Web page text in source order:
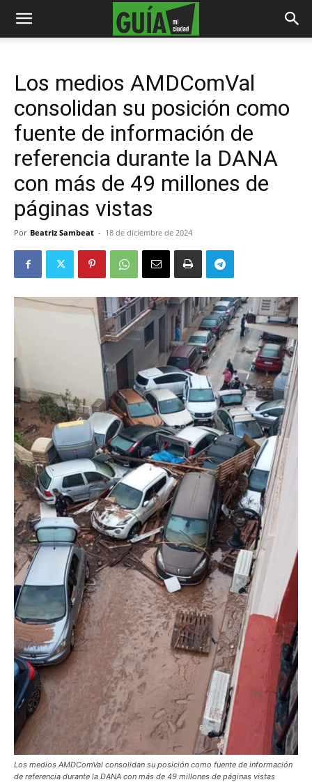
Los medios AMDComVal
consolidan su posición como
fuente de información de
referencia durante la DANA
con más de 49 millones de
páginas vistas
Por Beatriz Sambeat - 18 de diciembre de 2024
Los medios AMDComVal consolidan su posición como fuente de información
de referencia durante la DANA con más de 49 millones de páginas vistas